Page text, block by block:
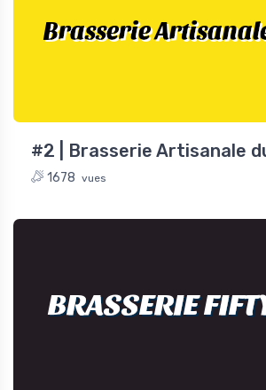
Brasserie
#2 | Brasserie Artisanale
1678 vues
BRASSERIE